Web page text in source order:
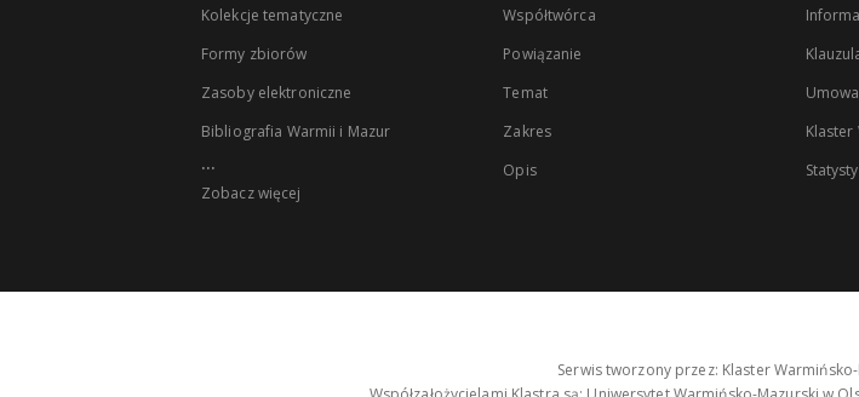
Kolekcje tematyczne
Formy zbiorów
Zasoby elektroniczne
Bibliografia Warmii i Mazur
...
Zobacz więcej
Współtwórca
Powiązanie
Temat
Zakres
Opis
Klaster
Serwis tworzony przez: Klaster